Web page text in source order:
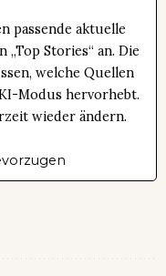
passende aktuelle
Stories“ an. Die
welche Quellen
Modus hervorhebt.
wieder ändern.